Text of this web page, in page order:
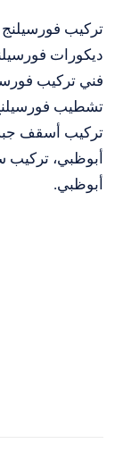
تركيب
ديكورات
فني تركيب
تشطيب
تركيب أسقف
أبوظبي،
أبوظبي.